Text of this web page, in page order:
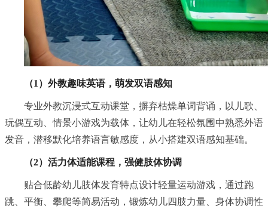
（1）外教趣味英语，萌发双语感知
专业外教沉浸式互动课堂，摒弃枯燥单词背诵，以儿歌、
玩偶互动、情景小游戏为载体，让幼儿在轻松氛围中熟悉外语
发音，潜移默化培养语言敏感度，从小搭建双语感知基础。
（2）活力体适能课程，强健肢体协调
贴合低龄幼儿肢体发育特点设计轻量运动游戏，通过跑
跳、平衡、攀爬等简易活动，锻炼幼儿四肢力量、身体协调性